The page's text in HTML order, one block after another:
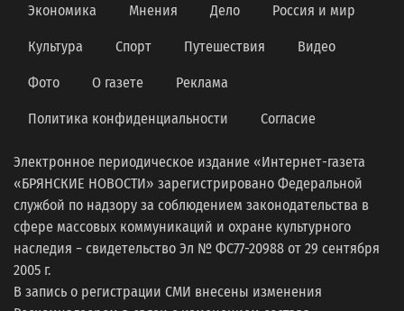
Экономика Мнения Дело Россия и мир
Культура Спорт Путешествия Видео
Фото О газете Реклама
Политика конфиденциальности Согласие
Электронное периодическое издание «Интернет-газета
«БРЯНСКИЕ НОВОСТИ» зарегистрировано Федеральной
службой по надзору за соблюдением законодательства в
сфере массовых коммуникаций и охране культурного
наследия − свидетельство Эл № ФС77-20988 от 29 сентября
2005 г.
В запись о регистрации СМИ внесены изменения